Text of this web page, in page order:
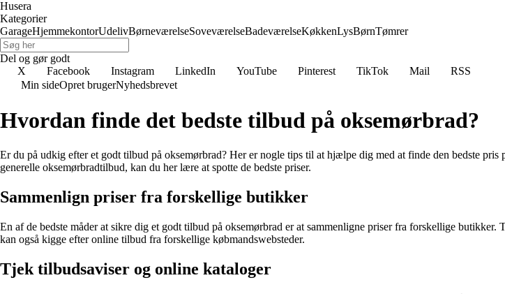
Husera
Kategorier
GarageHjemmekontorUdelivBørneværelseSoveværelseBadeværelseKøkkenLysBørnTømrer
Del og gør godt
X
Facebook Instagram LinkedIn YouTube Pinterest TikTok Mail
RSS
Min sideOpret brugerNyhedsbrevet
Hvordan finde det bedste tilbud på oksemørbrad?
Er du på udkig efter et godt tilbud på oksemørbrad? Her er nogle tips til at hjælpe dig med at finde den bedste
generelle oksemørbradtilbud, kan du her lære at spotte de bedste priser.
Sammenlign priser fra forskellige butikker
En af de bedste måder at sikre dig et godt tilbud på oksemørbrad er at sammenligne priser fra forskellige
kan også kigge efter online tilbud fra forskellige købmandswebsteder.
Tjek tilbudsaviser og online kataloger